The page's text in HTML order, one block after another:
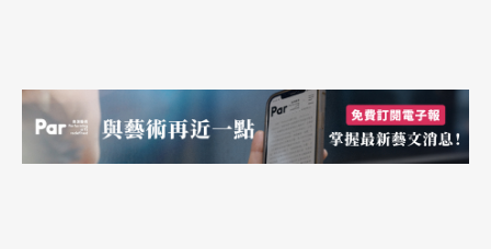
合雙方力量，為藝文發展貢獻「一加一大於二」的
力量。透過這個計畫的執行，更可耕植兩廳院國人
創作節目品牌，並進行國際交流，推動台灣文化品